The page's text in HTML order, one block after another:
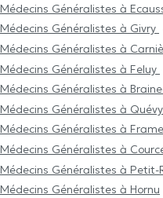
Médecins Généralistes à
Médecins Généralistes à Givry
Médecins Généralistes à
Médecins Généralistes à Feluy
Médecins Généralistes à
Médecins Généralistes à Quévy
Médecins Généralistes à
Médecins Généralistes à
Médecins Généralistes à Petit-
Médecins Généralistes à Hornu